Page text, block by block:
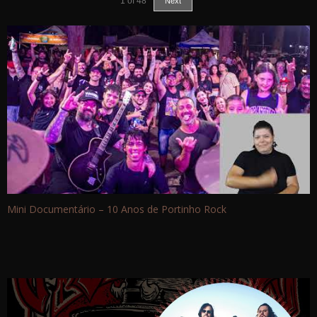
Mini Documentário – 10 Anos de Portinho Rock